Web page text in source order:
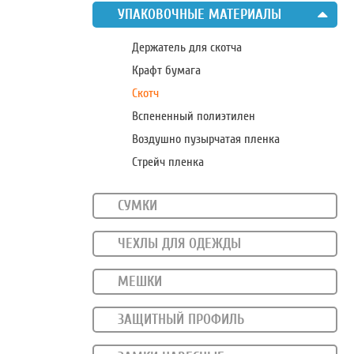
УПАКОВОЧНЫЕ МАТЕРИАЛЫ
Держатель для скотча
Крафт бумага
Скотч
Вспененный полиэтилен
Воздушно пузырчатая пленка
Стрейч пленка
СУМКИ
ЧЕХЛЫ ДЛЯ ОДЕЖДЫ
МЕШКИ
ЗАЩИТНЫЙ ПРОФИЛЬ